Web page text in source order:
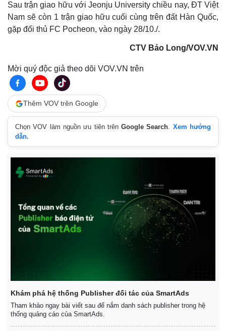
Kinh tế
Thị trường
Giá vàng
Tiêu dùng
Giá cà phê
Sau trận giao hữu với Jeonju University chiều nay, ĐT Việt
Nam sẽ còn 1 trận giao hữu cuối cùng trên đất Hàn Quốc,
gặp đối thủ FC Pocheon, vào ngày 28/10./.
CTV Bảo Long/VOV.VN
Mời quý độc giả theo dõi VOV.VN trên
Thêm VOV trên Google
Chọn VOV làm nguồn ưu tiên trênGoogle Search. Xem hướng
dẫn.
Khám phá hệ thống Publisher đối tác của SmartAds
Tham khảo ngay bài viết sau để nắm danh sách publisher trong hệ
thống quảng cáo của SmartAds.